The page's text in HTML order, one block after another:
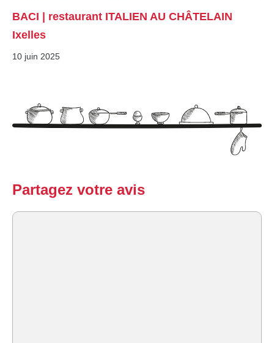
BACI | restaurant ITALIEN AU CHÂTELAIN
Ixelles
10 juin 2025
Partagez votre avis
Commentaire